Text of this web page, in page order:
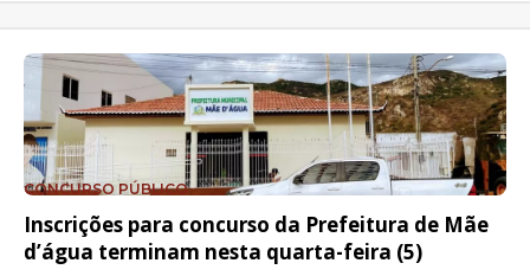
CONCURSO PÚBLICO
Inscrições para concurso da Prefeitura de Mãe
d’água terminam nesta quarta-feira (5)